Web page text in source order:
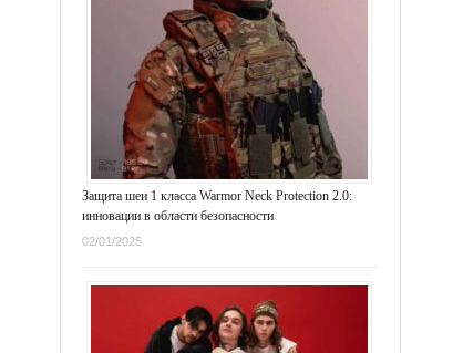
Защита шеи 1 класса Warmor Neck Protection 2.0:
инновации в области безопасности
02/01/2025